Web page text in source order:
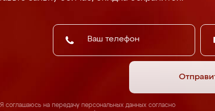
Я соглашаюсь на передачу персональных данных согласно